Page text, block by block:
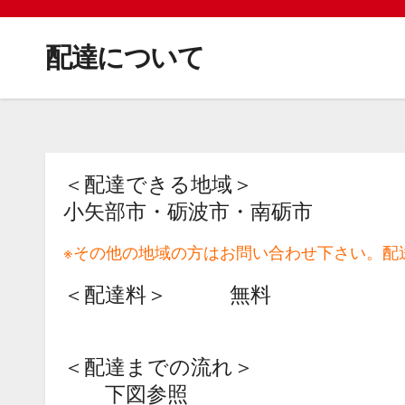
配達について
＜配達できる地域＞
小矢部市・砺波市・南砺市
※その他の地域の方はお問い合わせ下さい。配
＜配達料＞ 無料
＜配達までの流れ＞
下図参照